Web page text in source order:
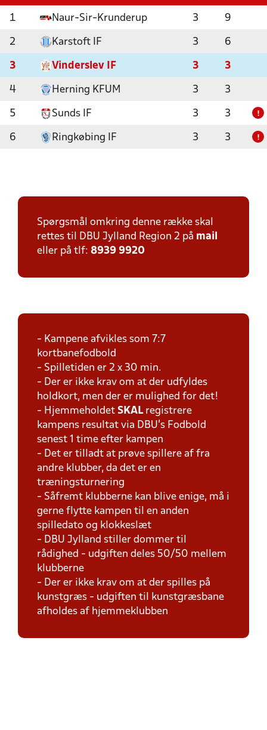
1 Naur-Sir-Krunderup 3 9
2 Karstoft IF 3 6
3 Vinderslev IF 3 3
4 Herning KFUM 3 3
5 Sunds IF 3 3 !
6 Ringkøbing IF 3 3 !
Spørgsmål omkring denne række skal
rettes til DBU Jylland Region 2 på mail
eller på tlf: 8939 9920
- Kampene afvikles som 7:7
kortbanefodbold
- Spilletiden er 2 x 30 min.
- Der er ikke krav om at der udfyldes
holdkort, men der er mulighed for det!
- Hjemmeholdet SKAL registrere
kampens resultat via DBU's Fodbold
senest 1 time efter kampen
- Det er tilladt at prøve spillere af fra
andre klubber, da det er en
træningsturnering
- Såfremt klubberne kan blive enige, må i
gerne flytte kampen til en anden
spilledato og klokkeslæt
- DBU Jylland stiller dommer til
rådighed - udgiften deles 50/50 mellem
klubberne
- Der er ikke krav om at der spilles på
kunstgræs - udgiften til kunstgræsbane
afholdes af hjemmeklubben